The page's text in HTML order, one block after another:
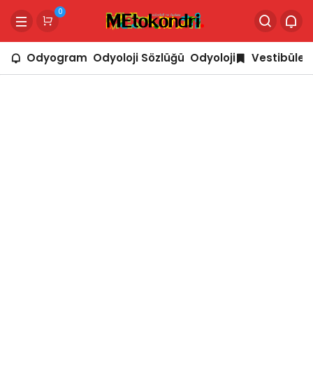
0
Odyogram Odyoloji Sözlüğü Odyoloji Vestibüler